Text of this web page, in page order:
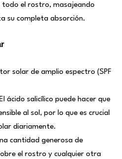
el rostro, masajeando
su completa absorción.
solar de amplio espectro (SPF
ácido salicílico puede hacer que
al sol, por lo que es crucial
diariamente.
cantidad generosa de
el rostro y cualquier otra